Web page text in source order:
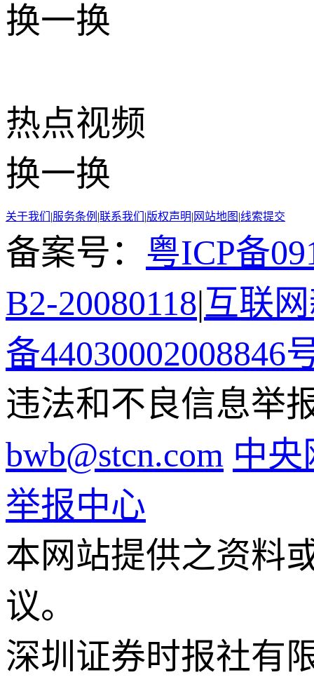
换一换
热点视频
换一换
关于我们 |服务条例 |联系我们 |版权声明| 网站地图 |线索提交
备案号： 粤ICP备
B2-20080118|互联
备44030002008846
违法和不良信息举
bwb@stcn.com 中
举报中心
本网站提供之资料
议。
深圳证券时报社有